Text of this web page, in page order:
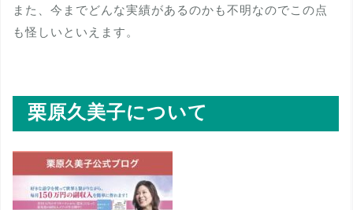
また、今までどんな実績があるのかも不明なのでこの点
も怪しいといえます。
栗原久美子について